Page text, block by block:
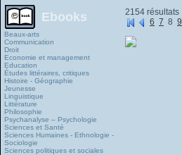
Ebooks
Beaux-arts
Communication
Droit
Economie et management
Education
Études littéraires, critiques
Histoire - Géographie
Jeunesse
Linguistique
Littérature
Philosophie
Psychanalyse – Psychologie
Sciences et Santé
Sciences Humaines - Ethnologie -
Sociologie
Sciences politiques et sociales
2154 résultats
6 7 8 9